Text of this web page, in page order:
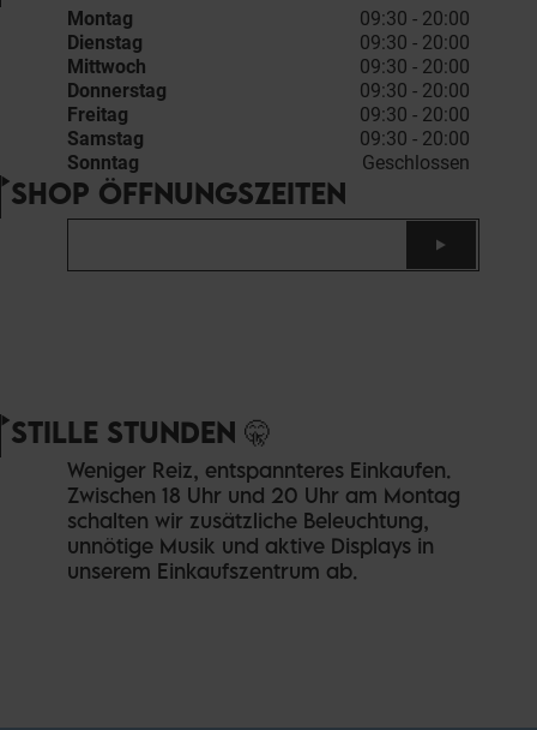
Montag
09:30 - 20:00
Dienstag
09:30 - 20:00
Mittwoch
09:30 - 20:00
Donnerstag
09:30 - 20:00
Freitag
09:30 - 20:00
Samstag
09:30 - 20:00
Sonntag
Geschlossen
SHOP ÖFFNUNGSZEITEN
STILLE STUNDEN 🤫
Weniger Reiz, entspannteres Einkaufen.
Zwischen 18 Uhr und 20 Uhr am Montag
schalten wir zusätzliche Beleuchtung,
unnötige Musik und aktive Displays in
unserem Einkaufszentrum ab.